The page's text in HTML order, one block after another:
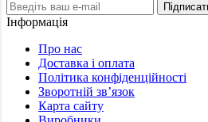
Інформація
Про нас
Доставка і оплата
Політика конфіденційності
Зворотній зв’язок
Карта сайту